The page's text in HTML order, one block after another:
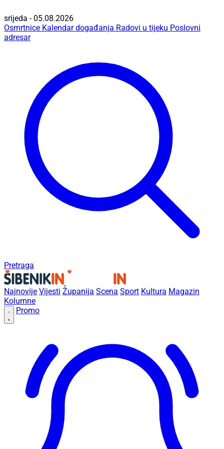
srijeda - 05.08.2026
Osmrtnice Kalendar događanja Radovi u tijeku Poslovni
adresar
Pretraga
Najnovije Vijesti Županija Scena Sport Kultura Magazin
Kolumne
Promo